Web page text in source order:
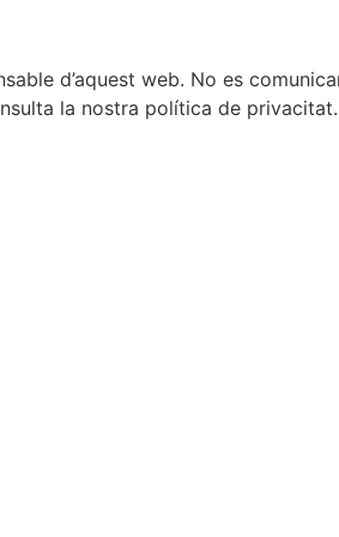
d’aquest web. No es
la nostra política de privacitat.